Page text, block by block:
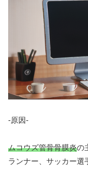
-原因-
ムコウズ管骨骨膜炎の
ランナー、サッカー選